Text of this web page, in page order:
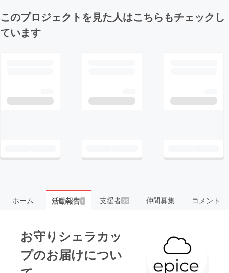
このプロジェクトを見た人はこちらもチェックし
ています
ホーム 活動報告1 支援者35 仲間募集 コメント
お守りシェラカッ
プのお届けについ